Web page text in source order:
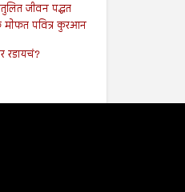
जीवन पद्धत
मोफत पवित्र कुरआन
रडायचं?